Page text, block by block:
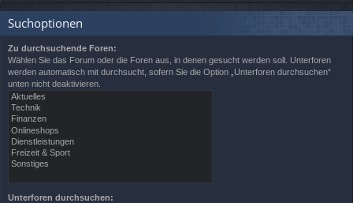
Suchoptionen
Zu durchsuchende Foren:
Wählen Sie das Forum oder die Foren aus, in denen gesucht werden soll. Unterforen
werden automatisch mit durchsucht, sofern Sie die Option „Unterforen durchsuchen“
unten nicht deaktivieren.
Unterforen durchsuchen: